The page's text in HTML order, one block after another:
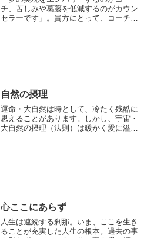
チ、苦しみや葛藤を低減するのがカウン
セラーです」。貴方にとって、コーチは
自然の摂理
運命・大自然は時として、冷たく残酷に
思えることがあります。しかし、宇宙・
大自然の摂理（法則）は暖かく愛に溢れ
心ここにあらず
人生は連続する刹那。いま、ここを生き
ることが充実した人生の根本。過去の事